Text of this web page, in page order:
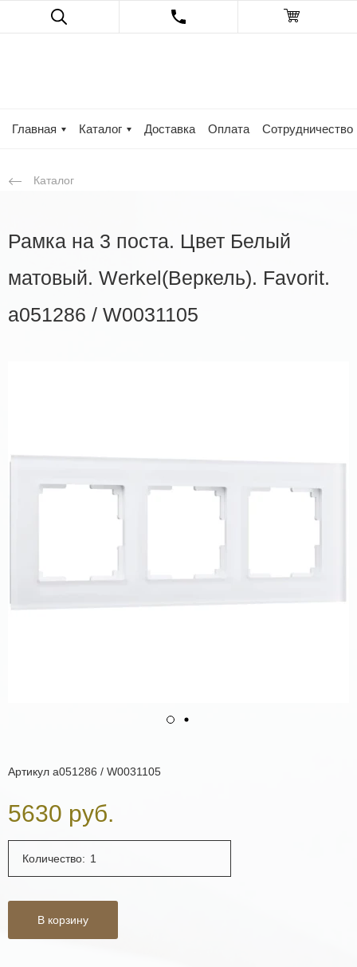
Главная Каталог Доставка Оплата Сотрудничество
Каталог
Рамка на 3 поста. Цвет Белый
матовый. Werkel(Веркель). Favorit.
a051286 / W0031105
Артикул a051286 / W0031105
5630 руб.
Количество:
В корзину